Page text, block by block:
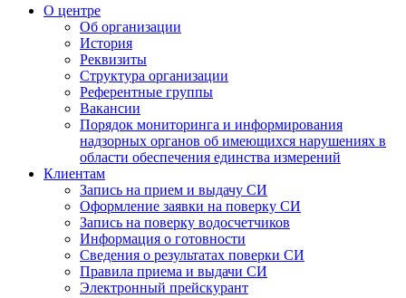
О центре
Об организации
История
Реквизиты
Структура организации
Референтные группы
Вакансии
Порядок мониторинга и информирования
надзорных органов об имеющихся нарушениях в
области обеспечения единства измерений
Клиентам
Запись на прием и выдачу СИ
Оформление заявки на поверку СИ
Запись на поверку водосчетчиков
Информация о готовности
Сведения о результатах поверки СИ
Правила приема и выдачи СИ
Электронный прейскурант